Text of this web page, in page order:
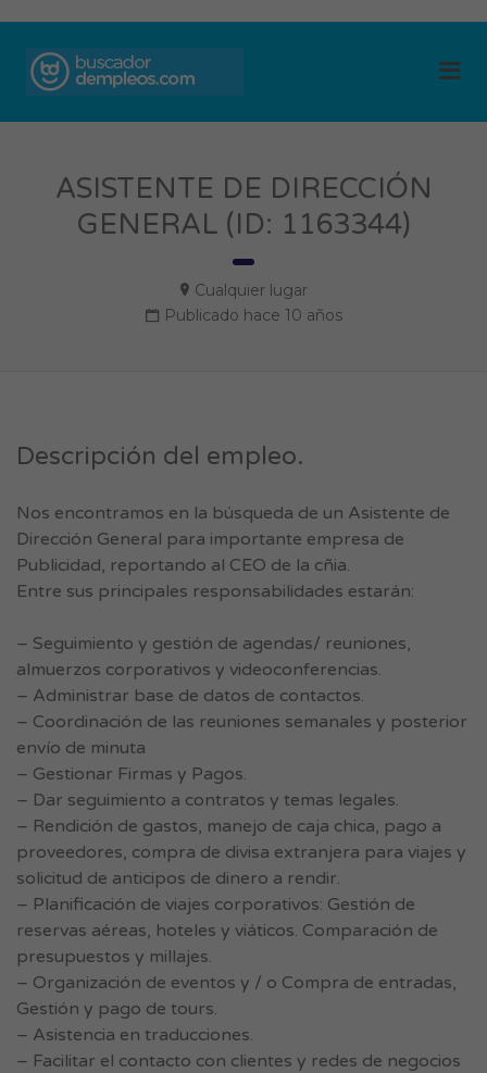
ASISTENTE DE DIRECCIÓN
GENERAL (ID: 1163344)
Cualquier lugar
Publicado hace 10 años
Descripción del empleo.
Nos encontramos en la búsqueda de un Asistente de
Dirección General para importante empresa de
Publicidad, reportando al CEO de la cñia.
Entre sus principales responsabilidades estarán:
– Seguimiento y gestión de agendas/ reuniones,
almuerzos corporativos y videoconferencias.
– Administrar base de datos de contactos.
– Coordinación de las reuniones semanales y posterior
envío de minuta
– Gestionar Firmas y Pagos.
– Dar seguimiento a contratos y temas legales.
– Rendición de gastos, manejo de caja chica, pago a
proveedores, compra de divisa extranjera para viajes y
solicitud de anticipos de dinero a rendir.
– Planificación de viajes corporativos: Gestión de
reservas aéreas, hoteles y viáticos. Comparación de
presupuestos y millajes.
– Organización de eventos y / o Compra de entradas,
Gestión y pago de tours.
– Asistencia en traducciones.
– Facilitar el contacto con clientes y redes de negocios